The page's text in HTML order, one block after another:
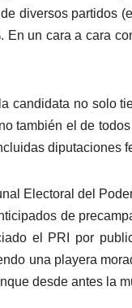
diversos partidos
En un cara a cara
candidata no solo
también el de
diputaciones
Electoral del
de
el PRI por
una playera
desde antes la